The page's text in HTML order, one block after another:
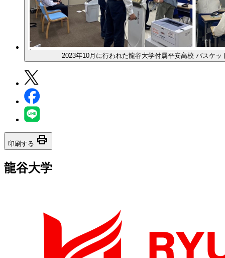
2023年10月に行われた龍谷大学付属平安高校 バスケ
印刷する print
龍谷大学